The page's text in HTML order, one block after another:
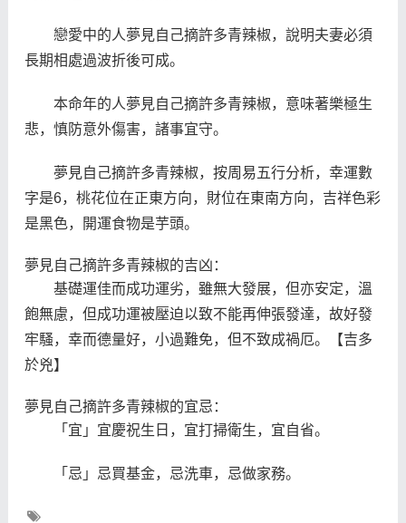
戀愛中的人夢見自己摘許多青辣椒，說明夫妻必須
長期相處過波折後可成。
本命年的人夢見自己摘許多青辣椒，意味著樂極生
悲，慎防意外傷害，諸事宜守。
夢見自己摘許多青辣椒，按周易五行分析，幸運數
字是6，桃花位在正東方向，財位在東南方向，吉祥色彩
是黑色，開運食物是芋頭。
夢見自己摘許多青辣椒的吉凶：
基礎運佳而成功運劣，雖無大發展，但亦安定，溫
飽無慮，但成功運被壓迫以致不能再伸張發達，故好發
牢騷，幸而德量好，小過難免，但不致成禍厄。【吉多
於兇】
夢見自己摘許多青辣椒的宜忌：
「宜」宜慶祝生日，宜打掃衛生，宜自省。
「忌」忌買基金，忌洗車，忌做家務。